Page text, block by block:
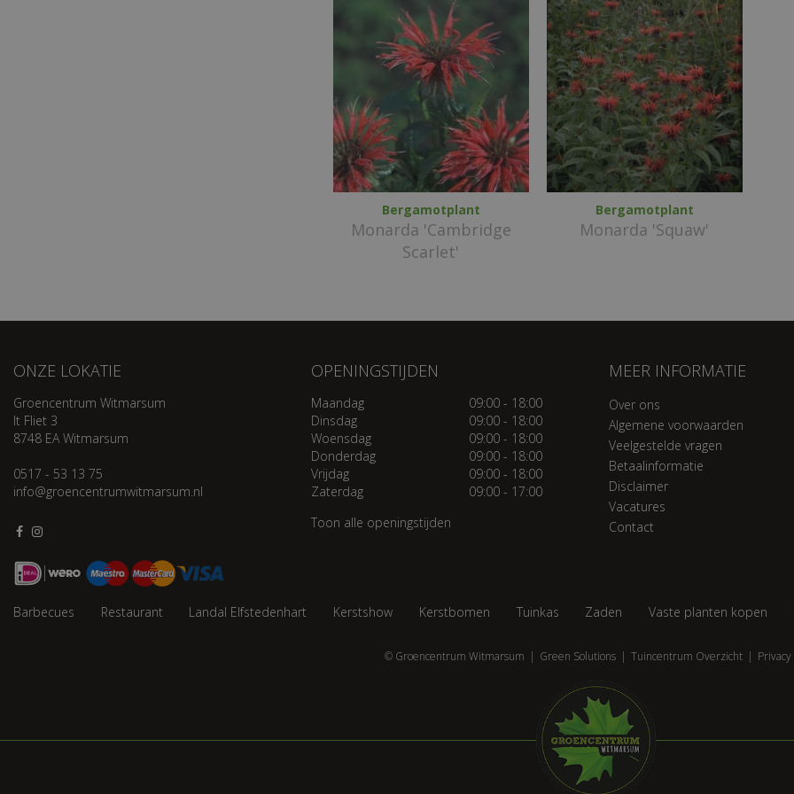
Bergamotplant
Monarda 'Cambridge
Scarlet'
Bergamotplant
Monarda 'Squaw'
ONZE LOKATIE
Groencentrum Witmarsum
It Fliet 3
8748 EA Witmarsum
0517 - 53 13 75
info@groencentrumwitmarsum.nl
OPENINGSTIJDEN
Maandag
09:00 - 18:00
Dinsdag
09:00 - 18:00
Woensdag
09:00 - 18:00
Donderdag
09:00 - 18:00
Vrijdag
09:00 - 18:00
Zaterdag
09:00 - 17:00
Toon alle openingstijden
MEER INFORMATIE
Over ons
Algemene voorwaarden
Veelgestelde vragen
Betaalinformatie
Disclaimer
Vacatures
Contact
Barbecues Restaurant Landal Elfstedenhart Kerstshow Kerstbomen Tuinkas Zaden Vaste planten kopen
© Groencentrum Witmarsum Green Solutions Tuincentrum Overzicht Privacy